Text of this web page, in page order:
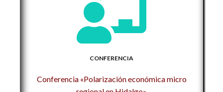
CONFERENCIA
Conferencia «Polarización económica micro